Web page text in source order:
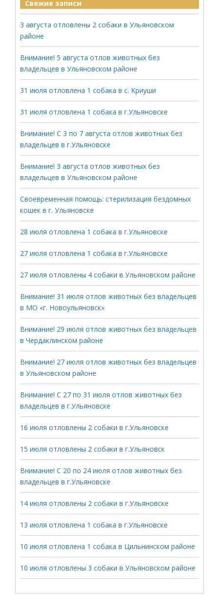
Свежие записи
3 августа отловлены 2 собаки в Ульяновском
районе
Внимание! 5 августа отлов животных без
владельцев в Ульяновском районе
31 июля отловлена 1 собака в с. Криуши
31 июля отловлена 1 собака в г.Ульяновске
Внимание! С 3 по 7 августа отлов животных без
владельцев в г.Ульяновске
Внимание! 3 августа отлов животных без
владельцев в Ульяновском районе
Своевременная помощь: стерилизация бездомных
кошек в г. Ульяновске
28 июля отловлена 1 собака в г.Ульяновске
27 июля отловлена 1 собака в г.Ульяновске
27 июля отловлены 4 собаки в Ульяновском районе
Внимание! 31 июля отлов животных без владельцев
в МО «г. Новоульяновск»
Внимание! 29 июля отлов животных без владельцев
в Чердаклинском районе
Внимание! 27 июля отлов животных без владельцев
в Ульяновском районе
Внимание! С 27 по 31 июля отлов животных без
владельцев в г.Ульяновске
16 июля отловлены 2 собаки в г.Ульяновске
15 июля отловлены 2 собаки в г.Ульяновск
Внимание! С 20 по 24 июля отлов животных без
владельцев в г.Ульяновске
14 июля отловлены 2 собаки в г.Ульяновске
13 июля отловлена 1 собака в г.Ульяновске
10 июля отловлена 1 собака в Цильнинском районе
10 июля отловлены 3 собаки в Ульяновском районе